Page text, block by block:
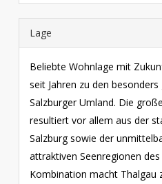
Lage
Beliebte Wohnlage mit
seit Jahren zu den
Salzburger Umland. Die
resultiert vor allem aus der
Salzburg sowie der
attraktiven Seenregionen
Kombination macht Thalgau